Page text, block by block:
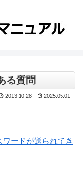
る質問
2013.10.28 2025.05.01
ードが送られてき